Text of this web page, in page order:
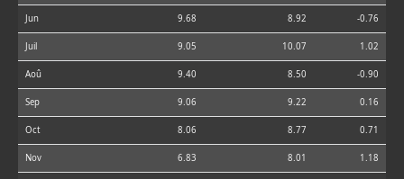
Jun 9.68 8.92 -0.76
Juil 9.05 10.07 1.02
Aoû 9.40 8.50 -0.90
Sep 9.06 9.22 0.16
Oct 8.06 8.77 0.71
Nov 6.83 8.01 1.18